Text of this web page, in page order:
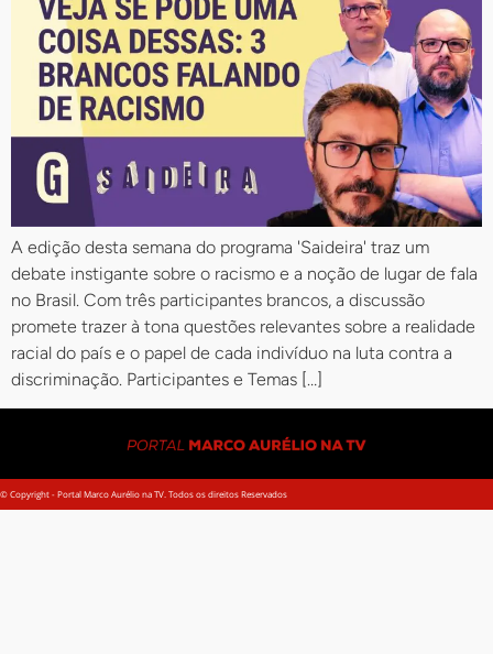
A edição desta semana do programa 'Saideira' traz um
debate instigante sobre o racismo e a noção de lugar de fala
no Brasil. Com três participantes brancos, a discussão
promete trazer à tona questões relevantes sobre a realidade
racial do país e o papel de cada indivíduo na luta contra a
discriminação. Participantes e Temas […]
© Copyright - Portal Marco Aurélio na TV. Todos os direitos Reservados